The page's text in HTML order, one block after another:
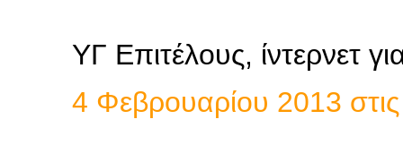
ΥΓ Επιτέλους, ίντερνετ
4 Φεβρουαρίου 2013